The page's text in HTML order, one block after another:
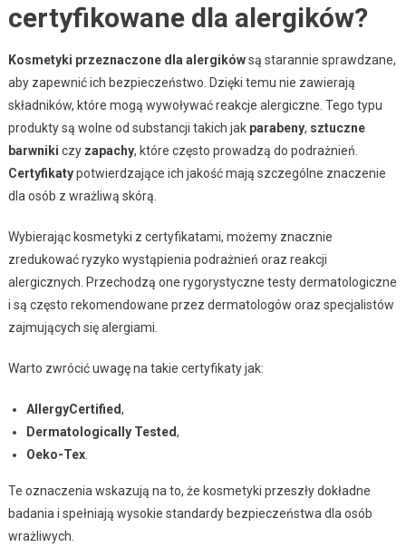
certyfikowane dla alergików?
Kosmetyki przeznaczone dla alergikówsą starannie sprawdzane,
aby zapewnić ich bezpieczeństwo. Dzięki temu nie zawierają
składników, które mogą wywoływać reakcje alergiczne. Tego typu
produkty są wolne od substancji takich jak parabeny, sztuczne
barwniki czy zapachy, które często prowadzą do podrażnień.
Certyfikatypotwierdzające ich jakość mają szczególne znaczenie
dla osób z wrażliwą skórą.
Wybierając kosmetyki z certyfikatami, możemy znacznie
zredukować ryzyko wystąpienia podrażnień oraz reakcji
alergicznych. Przechodzą one rygorystyczne testy dermatologiczne
i są często rekomendowane przez dermatologów oraz specjalistów
zajmujących się alergiami.
Warto zwrócić uwagę na takie certyfikaty jak:
AllergyCertified,
Dermatologically Tested,
Oeko-Tex.
Te oznaczenia wskazują na to, że kosmetyki przeszły dokładne
badania i spełniają wysokie standardy bezpieczeństwa dla osób
wrażliwych.